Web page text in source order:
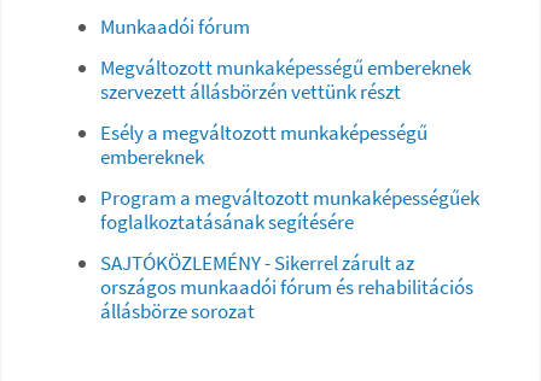
Munkaadói fórum
Megváltozott munkaképességű embereknek
szervezett állásbörzén vettünk részt
Esély a megváltozott munkaképességű
embereknek
Program a megváltozott munkaképességűek
foglalkoztatásának segítésére
SAJTÓKÖZLEMÉNY - Sikerrel zárult az
országos munkaadói fórum és rehabilitációs
állásbörze sorozat